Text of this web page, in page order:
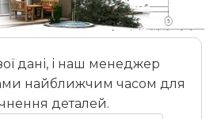
дані, і наш менеджер
найближчим часом для
деталей.